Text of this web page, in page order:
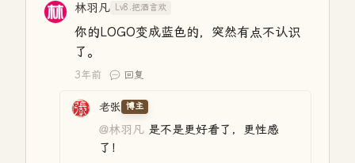
林羽凡 Lv8.把酒言欢
你的LOGO变成蓝色的，突然有点不认识
了。
3年前 回复
老张 博主
@林羽凡 是不是更好看了，更性感
了！